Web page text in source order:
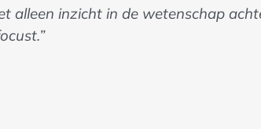
alleen inzicht in de wetenschap